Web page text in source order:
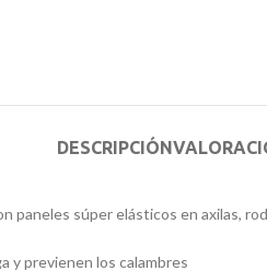
DESCRIPCIÓN
súper elásticos en axilas,
y previenen los calambres